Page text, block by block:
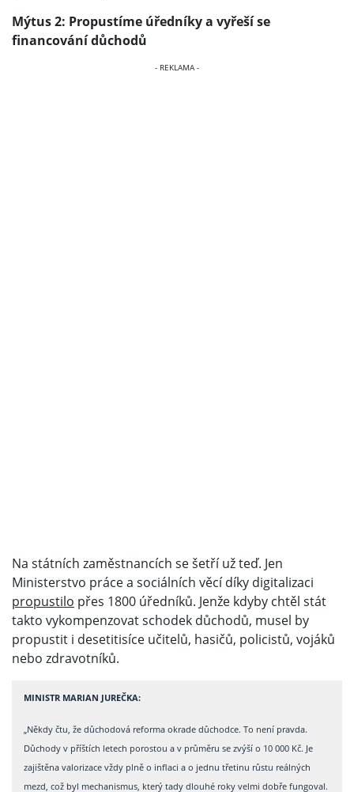
Mýtus 2: Propustíme úředníky a vyřeší se
financování důchodů
Na státních zaměstnancích se šetří už teď. Jen
Ministerstvo práce a sociálních věcí díky digitalizaci
propustilo přes 1800 úředníků. Jenže kdyby chtěl stát
takto vykompenzovat schodek důchodů, musel by
propustit i desetitisíce učitelů, hasičů, policistů, vojáků
nebo zdravotníků.
MINISTR MARIAN JUREČKA:
„Někdy čtu, že důchodová reforma okrade důchodce. To není pravda.
Důchody v příštích letech porostou a v průměru se zvýší o 10 000 Kč. Je
zajištěna valorizace vždy plně o inflaci a o jednu třetinu růstu reálných
mezd, což byl mechanismus, který tady dlouhé roky velmi dobře fungoval.